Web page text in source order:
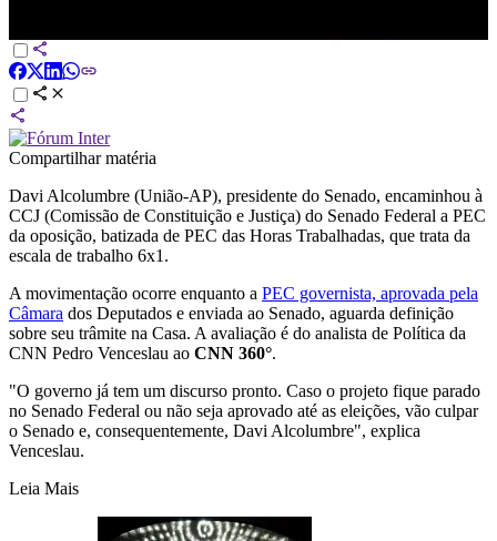
Compartilhar matéria
Davi Alcolumbre (União-AP), presidente do Senado, encaminhou à
CCJ (Comissão de Constituição e Justiça) do Senado Federal a PEC
da oposição, batizada de PEC das Horas Trabalhadas, que trata da
escala de trabalho 6x1.
A movimentação ocorre enquanto a PEC governista, aprovada pela
Câmara dos Deputados e enviada ao Senado, aguarda definição
sobre seu trâmite na Casa. A avaliação é do analista de Política da
CNN Pedro Venceslau ao CNN 360°.
"O governo já tem um discurso pronto. Caso o projeto fique parado
no Senado Federal ou não seja aprovado até as eleições, vão culpar
o Senado e, consequentemente, Davi Alcolumbre", explica
Venceslau.
Leia Mais